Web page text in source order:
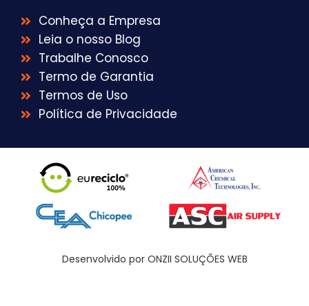
Conheça a Empresa
Leia o nosso Blog
Trabalhe Conosco
Termo de Garantia
Termos de Uso
Política de Privacidade
Desenvolvido por ONZII SOLUÇÕES WEB